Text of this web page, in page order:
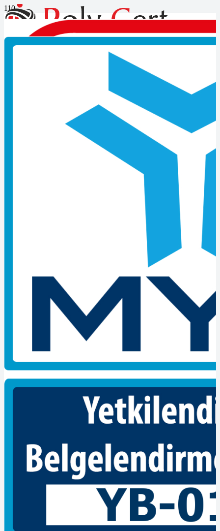
Kocaeli Mesleki Belge Şartları
Kocaeli Mesleki Belge Şartları Nedir
Bir takım tehlikeli işler veya meslekler, sizden mesleki yeterlilik
belgesi talep etmektedir. Mesleki yeterlilik kurumu tarafından
yetkiye sahip kuruluşlar bulunmaktadır. Kalite güvencesi
sağlanmaktadır. Bir sistem aracılığıyla, tarafsız, güvenilir ve adil
yapılan ölçme değerlendirme sonucunda kişiye verilmektedir. Poly
Cert belgelendirme kuruluşlarınca, ulusal yeterliliklerde tanımlanan
esaslara göre uygulanan ölçme ve değerlendirme faaliyetlerinin
sonunda başarılı olabilen bireylere verilmektedir. Kişinin, söz
konusu yeterlilikte, bilgi, beceri ve yetkinliğe sahip olduğunu
belirten resmi bir belge olmaktadır. Mesleki yeterlilik belgesinin bir
çok avantajı olmaktadır. Ulusal yeterlilik sistemi, işsizliğin azalması,
ülkenin ekonomik durumu ve istihdamın artması için çeşitli katkılar
sağlamaktadır. Nitelikli istihdamın artması da daha kaliteli ürün ve
hizmet sunmayı sağlamaktadır. Böylelikle yaşam standartlarımızı
Tehlikeli ve Çok Tehlikeli meslek gruplarında çalışan işçilere,
yeterlilik belgesi mesleki yeterlilik kurumu tarafından zorunlu hale
gelmektedir. POLY CERT uzman ekip ve tecrübeli kadrosuyla
sizleri belgelendirme sınavına en iyi bir şekilde hazırlayıp süreci en
iyi şekilde yürütmektedir. Bir kurumun bu belgeyi verebilmesi için
kurumun yetkiye sahip olması gerekmektedir. Bu kuruluşlar, sadece
yetki kapsamındaki mesleklerde sınav uygularlar ve belgelendirme
yapabilirler. Pek çok işçinin ihtiyaç duyduğu bu belge, çeşitli
kurumlar tarafından sağlanmaktadır. Yeterlilik belgesi Mesleki
Yeterlilik Kurumu tarafından onaylanmış firmamıza başvuru
yapmanız sağlıklı, güvenli ve sorunsuz olacaktır.
Ayrıca bireyler iş yeri belgelendirme şartlarında en sağlıklı bir
şekilde sunar. Fakat adayların sahip olduğu Mesleki Yeterlilik
mesleki belgelendirme eğitimlerini barındıran kurumumuz sizin için
en iyi şekilde sunulmaktadır. Yetkili belgelendirme kuruluşu kişinin
başvurusunu uygun bulursa kişiyi değerlendirmeye tabi tutmaktadır.
Bu değerlendirme çeşitli sınav türlerini içerir. Değerlendirme
sonucunda başarılı bulunan adaylar mesleki yeterlilik belgesi sahip
olmaktadır. Mesleki yeterlilik belgesi kişinin mesleğini icra
etmesinde yeterli olduğunu göstermektedir. Kişinin işe alınması
sürecinde istenen belgeler arasında yer alabilmektedir. Mesleğin
gerektirdiği nitelikli, kaliteli ve belgeli iş gücüne daha kolay
ulaşabilmekte ve teşvik imkanlarından yararlanabilmektedir.